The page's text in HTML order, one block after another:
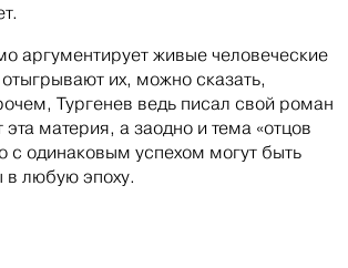
аргументирует живые человеческие
их, можно сказать,
Тургенев ведь писал свой роман
эта материя, а заодно и тема «отцов
с одинаковым успехом могут быть
в любую эпоху.